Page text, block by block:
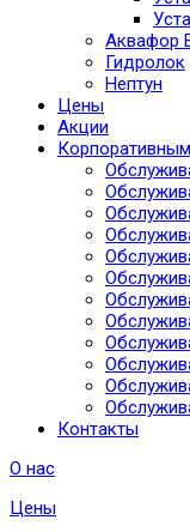
Аквафор
Гидролок
Нептун
Цены
Акции
Контакты
О нас
Цены